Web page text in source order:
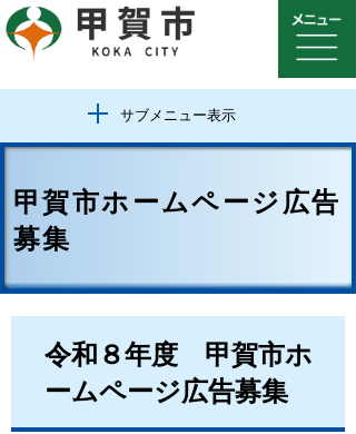
サブメニュー表示
甲賀市ホームページ広告
募集
令和８年度 甲賀市ホ
ームページ広告募集